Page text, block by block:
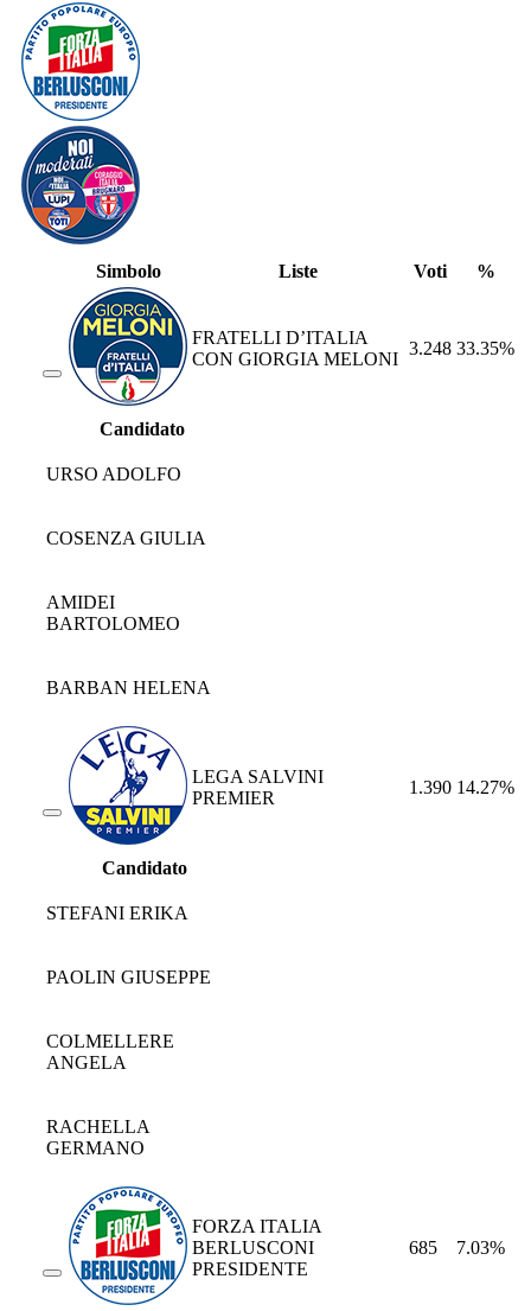
Simbolo Liste Voti %
FRATELLI D’ITALIA
CON GIORGIA MELONI
3.248 33.35%
Candidato
URSO ADOLFO
COSENZA GIULIA
AMIDEI
BARTOLOMEO
BARBAN HELENA
LEGA SALVINI
PREMIER
1.390 14.27%
Candidato
STEFANI ERIKA
PAOLIN GIUSEPPE
COLMELLERE
ANGELA
RACHELLA
GERMANO
FORZA ITALIA
BERLUSCONI
PRESIDENTE
685 7.03%